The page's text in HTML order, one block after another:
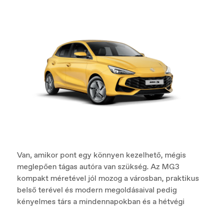
Van, amikor pont egy könnyen kezelhető, mégis
meglepően tágas autóra van szükség. Az MG3
kompakt méretével jól mozog a városban, praktikus
belső terével és modern megoldásaival pedig
kényelmes társ a mindennapokban és a hétvégi